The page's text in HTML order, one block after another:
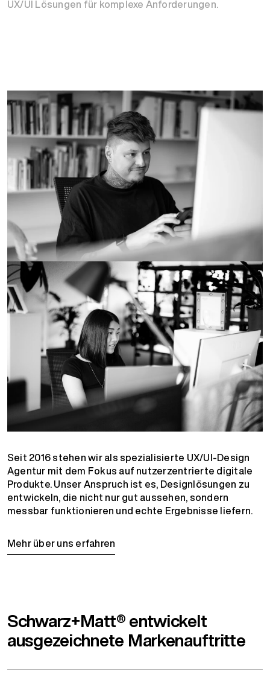
UX/UI Lösungen für komplexe Anforderungen.
Seit 2016 stehen wir als spezialisierte UX/UI-Design
Agentur mit dem Fokus auf nutzerzentrierte digitale
Produkte. Unser Anspruch ist es, Designlösungen zu
entwickeln, die nicht nur gut aussehen, sondern
messbar funktionieren und echte Ergebnisse liefern.
Mehr über uns erfahren
Schwarz+Matt® entwickelt
ausgezeichnete Markenauftritte